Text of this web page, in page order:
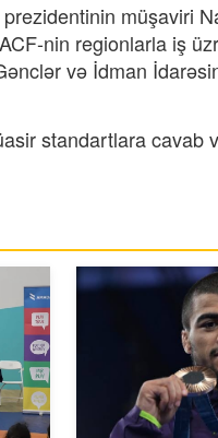
müşaviri
nin regionlarla iş
və İdman
standartlara